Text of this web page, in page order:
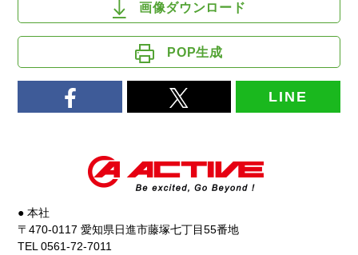
画像ダウンロード
POP生成
LINE
● 本社
〒470-0117 愛知県日進市藤塚七丁目55番地
TEL 0561-72-7011